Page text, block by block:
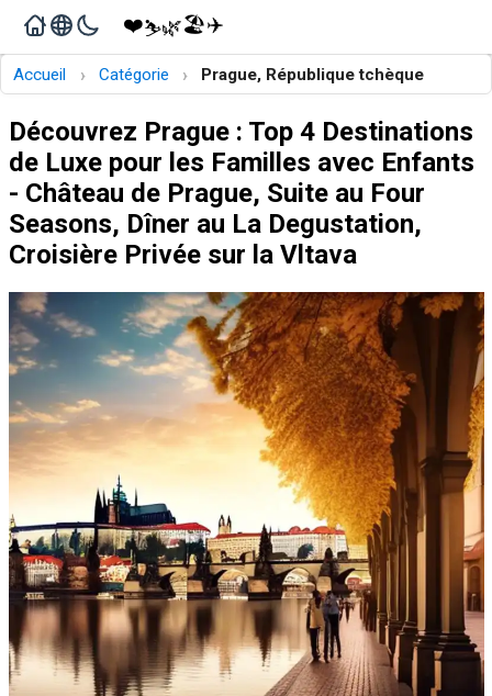
❤️⛷️🌿🏖️✈️
Accueil › Catégorie › Prague, République tchèque
Découvrez Prague : Top 4 Destinations
de Luxe pour les Familles avec Enfants
- Château de Prague, Suite au Four
Seasons, Dîner au La Degustation,
Croisière Privée sur la Vltava